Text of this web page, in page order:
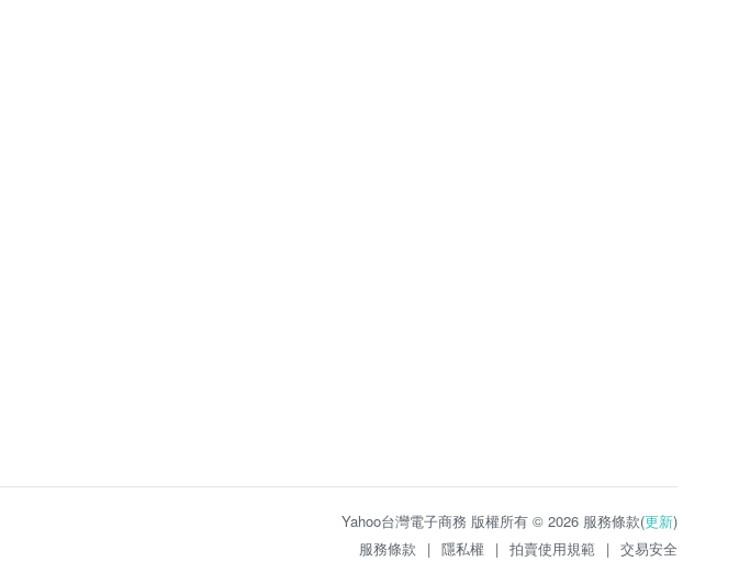
Yahoo台灣電子商務 版權所有 © 2026 服務條款(更新)
服務條款
| 隱私權 | 拍賣使用規範 | 交易安全